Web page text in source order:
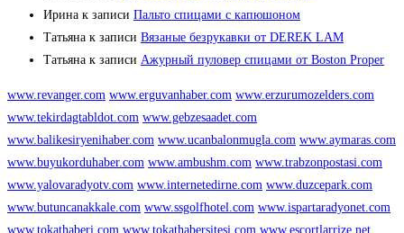
Ирина к записи Пальто спицами с капюшоном
Татьяна к записи Вязаные безрукавки от DEREK LAM
Татьяна к записи Ажурный пуловер спицами от Boston Proper
www.revanger.com www.erguvanhaber.com www.erzurumozelders.com
www.tekirdagtabldot.com www.gebzesaadet.com
www.balikesiryenihaber.com www.ucanbalonmugla.com www.aymaras.com
www.buyukorduhaber.com www.ambushm.com www.trabzonpostasi.com
www.yalovaradyotv.com www.internetedirne.com www.duzcepark.com
www.butuncanakkale.com www.ssgolfhotel.com www.ispartaradyonet.com
www.tokathaberi.com www.tokathabersitesi.com www.escortlarrize.net